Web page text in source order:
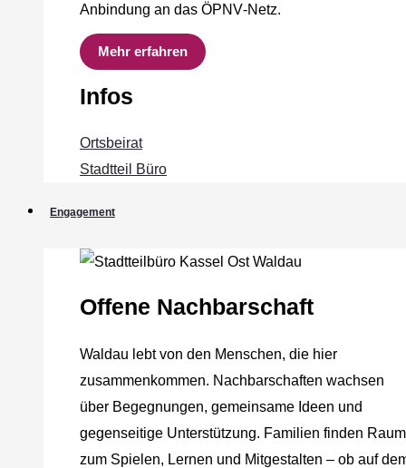
Anbindung an das ÖPNV‐Netz.
Mehr erfahren
Infos
Ortsbeirat
Stadtteil Büro
Engagement
Offene Nachbarschaft
Waldau lebt von den Menschen, die hier
zusammenkommen. Nachbarschaften wachsen
über Begegnungen, gemeinsame Ideen und
gegenseitige Unterstützung. Familien finden Raum
zum Spielen, Lernen und Mitgestalten – ob auf